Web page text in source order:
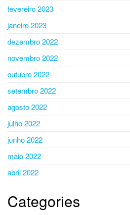
fevereiro 2023
janeiro 2023
dezembro 2022
novembro 2022
outubro 2022
setembro 2022
agosto 2022
julho 2022
junho 2022
maio 2022
abril 2022
Categories